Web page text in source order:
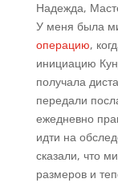
Надежда,
У меня была
операцию,
инициацию
получала
передали
ежедневно
идти на
сказали, что
размеров и